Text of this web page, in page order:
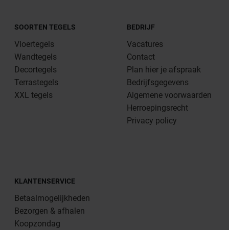
SOORTEN TEGELS
Vloertegels
Wandtegels
Decortegels
Terrastegels
XXL tegels
BEDRIJF
Vacatures
Contact
Plan hier je afspraak
Bedrijfsgegevens
Algemene voorwaarden
Herroepingsrecht
Privacy policy
KLANTENSERVICE
Betaalmogelijkheden
Bezorgen & afhalen
Koopzondag